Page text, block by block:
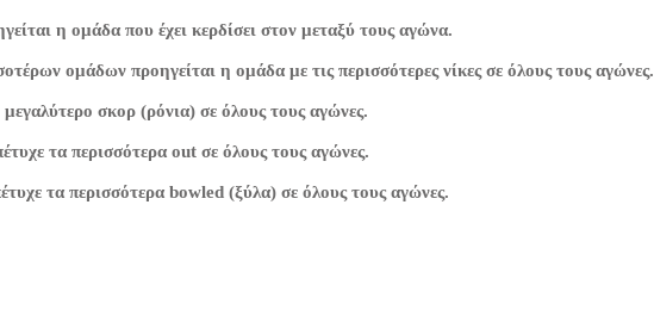
η ομάδα που έχει κερδίσει στον μεταξύ τους αγώνα.
ομάδων προηγείται η ομάδα με τις περισσότερες νίκες σε όλους τους αγώνες.
σκορ (ρόνια) σε όλους τους αγώνες.
τα περισσότερα out σε όλους τους αγώνες.
τα περισσότερα bowled (ξύλα) σε όλους τους αγώνες.